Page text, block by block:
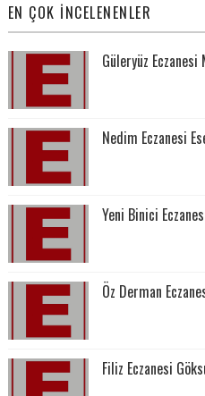
EN ÇOK İNCELENENLER
Güleryüz Eczanesi
Nedim Eczanesi
Yeni Binici
Öz Derman
Filiz Eczanesi